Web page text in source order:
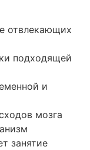
отвлекающих
подходящей
и
мозга
занятие